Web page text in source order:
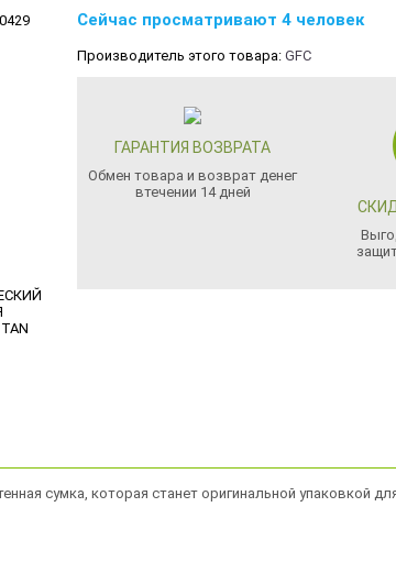
Сейчас просматривают 4 человек
Производитель этого товара: GFC
ГАРАНТИЯ ВОЗВРАТА
Обмен товара и возврат денег
втечении 14 дней
сумка, которая станет оригинальной упаковкой